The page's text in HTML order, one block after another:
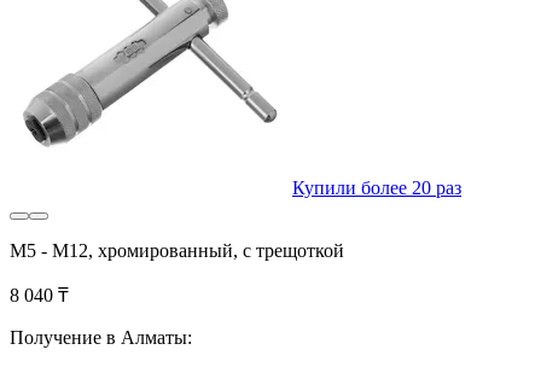
Купили более 20 раз
М5 - М12, хромированный, с трещоткой
8 040 ₸
Получение в Алматы: